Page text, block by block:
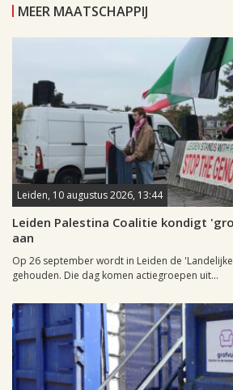
MEER MAATSCHAPPIJ
Leiden, 10 augustus 2026, 13:44
Leiden Palestina Coalitie kondigt
aan
Op 26 september wordt in Leiden de
gehouden. Die dag komen actiegroepen uit...